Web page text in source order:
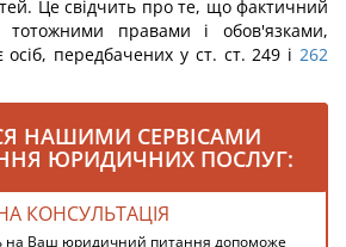
Це свідчить про те, що фактичний
тотожними правами і обов'язками,
передбачених у ст. ст. 249 і 262
НАШИМИ СЕРВІСАМИ
ЮРИДИЧНИХ ПОСЛУГ:
КОНСУЛЬТАЦІЯ
на Ваш юридичний питання допоможе